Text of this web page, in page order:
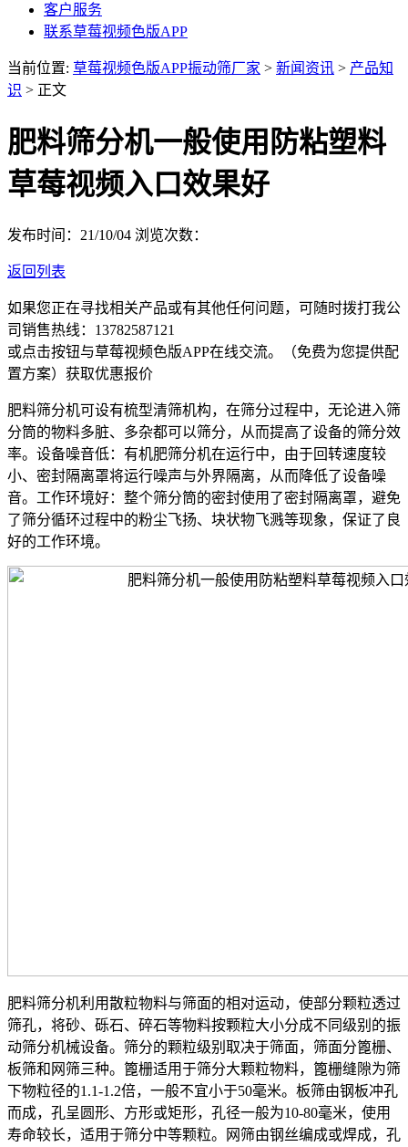
客户服务
联系草莓视频色版APP
当前位置: 草莓视频色版APP振动筛厂家 > 新闻资讯 > 产品知
识 > 正文
肥料筛分机一般使用防粘塑料
草莓视频入口效果好
发布时间：21/10/04 浏览次数：
返回列表
如果您正在寻找相关产品或有其他任何问题，可随时拨打我公
司销售热线： 13782587121
或点击按钮与草莓视频色版APP在线交流。（免费为您提供配
置方案） 获取优惠报价
肥料筛分机可设有梳型清筛机构，在筛分过程中，无论进入筛
分筒的物料多脏、多杂都可以筛分，从而提高了设备的筛分效
率。设备噪音低：有机肥筛分机在运行中，由于回转速度较
小、密封隔离罩将运行噪声与外界隔离，从而降低了设备噪
音。工作环境好：整个筛分筒的密封使用了密封隔离罩，避免
了筛分循环过程中的粉尘飞扬、块状物飞溅等现象，保证了良
好的工作环境。
肥料筛分机利用散粒物料与筛面的相对运动，使部分颗粒透过
筛孔，将砂、砾石、碎石等物料按颗粒大小分成不同级别的振
动筛分机械设备。筛分的颗粒级别取决于筛面，筛面分篦栅、
板筛和网筛三种。篦栅适用于筛分大颗粒物料，篦栅缝隙为筛
下物粒径的1.1-1.2倍，一般不宜小于50毫米。板筛由钢板冲孔
而成，孔呈圆形、方形或矩形，孔径一般为10-80毫米，使用
寿命较长，适用于筛分中等颗粒。网筛由钢丝编成或焊成，孔